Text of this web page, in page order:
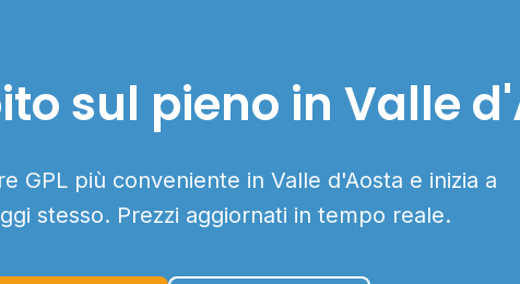
sul pieno in Valle
GPL più conveniente in Valle d'Aosta e inizia a
stesso. Prezzi aggiornati in tempo reale.